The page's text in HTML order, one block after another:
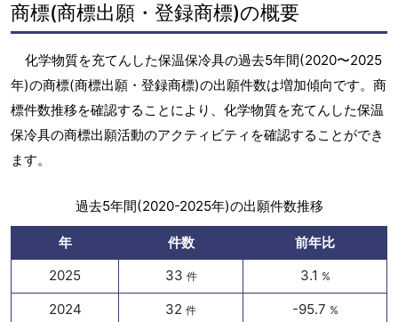
商標(商標出願・登録商標)の概要
化学物質を充てんした保温保冷具の過去5年間(2020〜2025
年)の商標(商標出願・登録商標)の出願件数は増加傾向です。商
標件数推移を確認することにより、化学物質を充てんした保温
保冷具の商標出願活動のアクティビティを確認することができ
ます。
過去5年間(2020-2025年)の出願件数推移
年 件数
前年比
2025
33 件 3.1 %
2024 32 件 -95.7 %